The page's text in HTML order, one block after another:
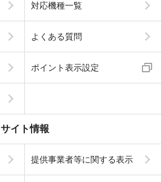
対応機種一覧
よくある質問
ポイント表示設定
サイト情報
提供事業者等に関する表示